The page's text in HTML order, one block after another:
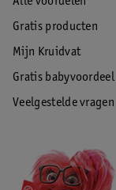
Gratis producten
Mijn Kruidvat
Gratis babyvoordeel
Veelgestelde vragen